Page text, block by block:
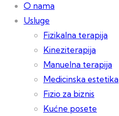
O nama
Usluge
Fizikalna terapija
Kineziterapija
Manuelna terapija
Medicinska estetika
Fizio za biznis
Kućne posete